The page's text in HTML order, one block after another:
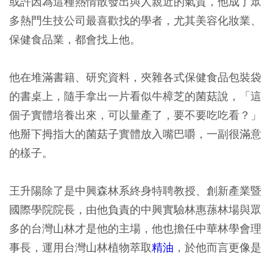
多熱門生技公司最喜歡找的學者，尤其美容化妝業、
保健食品業，都會找上他。
他在堆滿書籍、研究資料，夾雜各式保健食品包裝袋
的書桌上，隨手拿出一片看似牛樟芝的菌菇說，「這
個子實體培養出來，可以量產了，要不要吃吃看？」
他掰下拇指大的菌菇子實體放入嘴巴嚼，一副很滿意
的樣子。
王升陽除了是中興森林系終身特聘教授、創新產業暨
國際學院院長，由他負責的中興實驗林惠蓀林場與眾
多的台灣山林才是他的主場，他也擔任中華林學會理
事長，運用台灣山林植物萃取精油 ，於他而言更像是